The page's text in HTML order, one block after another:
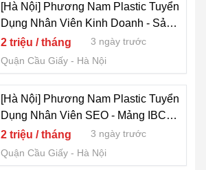
[Hà Nội] Phương Nam Plastic Tuyển
Dụng Nhân Viên Kinh Doanh - Sản
phẩm IBC Tank 1000L
2 triệu / tháng
3 ngày trước
Quận Cầu Giấy
Hà Nội
[Hà Nội] Phương Nam Plastic Tuyển
Dụng Nhân Viên SEO - Mảng IBC
Tank 1000L
2 triệu / tháng
3 ngày trước
Quận Cầu Giấy
Hà Nội